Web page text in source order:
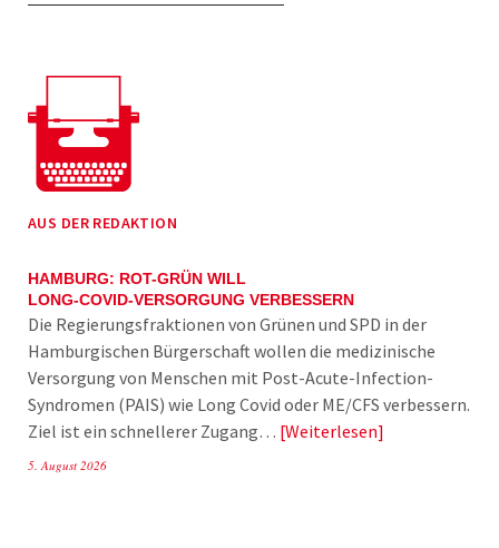
AUS DER REDAKTION
HAMBURG: ROT-GRÜN WILL
LONG-COVID-VERSORGUNG VERBESSERN
Die Regierungsfraktionen von Grünen und SPD in der
Hamburgischen Bürgerschaft wollen die medizinische
Versorgung von Menschen mit Post-Acute-Infection-
Syndromen (PAIS) wie Long Covid oder ME/CFS verbessern.
Ziel ist ein schnellerer Zugang… Weiterlesen
5. August 2026